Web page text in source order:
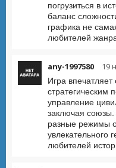
погрузиться в
баланс
графика не
любителей
any-1997580 19
Игра
стратегическим
управление
заключая союзы.
разные режимы
увлекательного
любителей